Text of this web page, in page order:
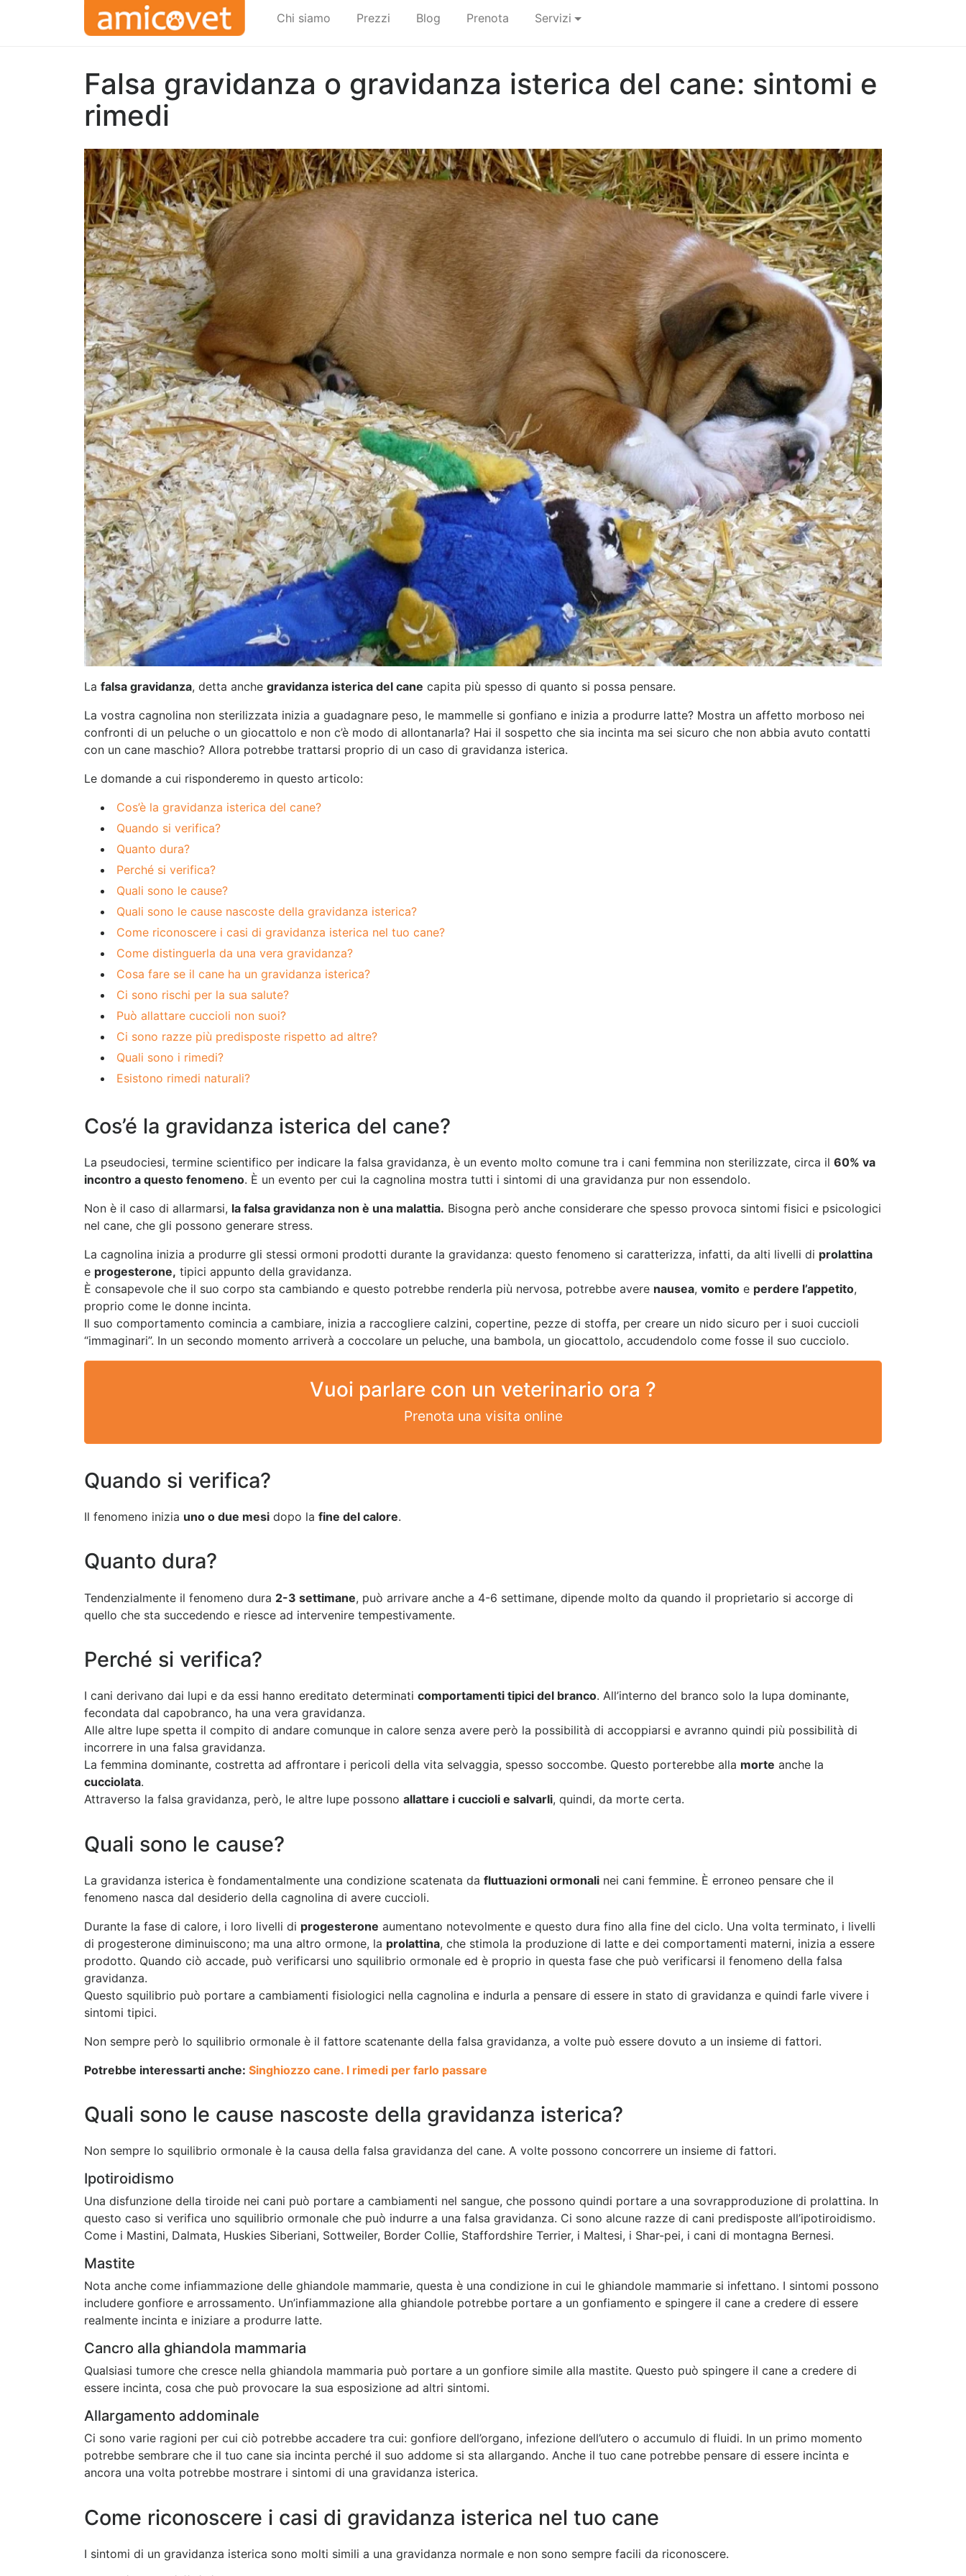
Chi siamo Prezzi Blog Prenota Servizi
Falsa gravidanza o gravidanza isterica del cane: sintomi e
rimedi
La falsa gravidanza, detta anche gravidanza isterica del cane capita più spesso di quanto si possa pensare.
La vostra cagnolina non sterilizzata inizia a guadagnare peso, le mammelle si gonfiano e inizia a produrre latte? Mostra un affetto morboso nei
confronti di un peluche o un giocattolo e non c’è modo di allontanarla? Hai il sospetto che sia incinta ma sei sicuro che non abbia avuto contatti
con un cane maschio? Allora potrebbe trattarsi proprio di un caso di gravidanza isterica.
Le domande a cui risponderemo in questo articolo:
Cos’è la gravidanza isterica del cane?
Quando si verifica?
Quanto dura?
Perché si verifica?
Quali sono le cause?
Quali sono le cause nascoste della gravidanza isterica?
Come riconoscere i casi di gravidanza isterica nel tuo cane?
Come distinguerla da una vera gravidanza?
Cosa fare se il cane ha un gravidanza isterica?
Ci sono rischi per la sua salute?
Può allattare cuccioli non suoi?
Ci sono razze più predisposte rispetto ad altre?
Quali sono i rimedi?
Esistono rimedi naturali?
Cos’é la gravidanza isterica del cane?
La pseudociesi, termine scientifico per indicare la falsa gravidanza, è un evento molto comune tra i cani femmina non sterilizzate, circa il 60% va
incontro a questo fenomeno. È un evento per cui la cagnolina mostra tutti i sintomi di una gravidanza pur non essendolo.
Non è il caso di allarmarsi, la falsa gravidanza non è una malattia. Bisogna però anche considerare che spesso provoca sintomi fisici e psicologici
nel cane, che gli possono generare stress.
La cagnolina inizia a produrre gli stessi ormoni prodotti durante la gravidanza: questo fenomeno si caratterizza, infatti, da alti livelli di prolattina
e progesterone, tipici appunto della gravidanza.
È consapevole che il suo corpo sta cambiando e questo potrebbe renderla più nervosa, potrebbe avere nausea, vomito e perdere l’appetito,
proprio come le donne incinta.
Il suo comportamento comincia a cambiare, inizia a raccogliere calzini, copertine, pezze di stoffa, per creare un nido sicuro per i suoi cuccioli
“immaginari”. In un secondo momento arriverà a coccolare un peluche, una bambola, un giocattolo, accudendolo come fosse il suo cucciolo.
Vuoi parlare con un veterinario ora ?
Prenota una visita online
Quando si verifica?
Il fenomeno inizia uno o due mesi dopo la fine del calore.
Quanto dura?
Tendenzialmente il fenomeno dura 2-3 settimane, può arrivare anche a 4-6 settimane, dipende molto da quando il proprietario si accorge di
quello che sta succedendo e riesce ad intervenire tempestivamente.
Perché si verifica?
I cani derivano dai lupi e da essi hanno ereditato determinati comportamenti tipici del branco. All’interno del branco solo la lupa dominante,
fecondata dal capobranco, ha una vera gravidanza.
Alle altre lupe spetta il compito di andare comunque in calore senza avere però la possibilità di accoppiarsi e avranno quindi più possibilità di
incorrere in una falsa gravidanza.
La femmina dominante, costretta ad affrontare i pericoli della vita selvaggia, spesso soccombe. Questo porterebbe alla morte anche la
cucciolata.
Attraverso la falsa gravidanza, però, le altre lupe possono allattare i cuccioli e salvarli, quindi, da morte certa.
Quali sono le cause?
La gravidanza isterica è fondamentalmente una condizione scatenata da fluttuazioni ormonali nei cani femmine. È erroneo pensare che il
fenomeno nasca dal desiderio della cagnolina di avere cuccioli.
Durante la fase di calore, i loro livelli di progesterone aumentano notevolmente e questo dura fino alla fine del ciclo. Una volta terminato, i livelli
di progesterone diminuiscono; ma una altro ormone, la prolattina, che stimola la produzione di latte e dei comportamenti materni, inizia a essere
prodotto. Quando ciò accade, può verificarsi uno squilibrio ormonale ed è proprio in questa fase che può verificarsi il fenomeno della falsa
gravidanza.
Questo squilibrio può portare a cambiamenti fisiologici nella cagnolina e indurla a pensare di essere in stato di gravidanza e quindi farle vivere i
sintomi tipici.
Non sempre però lo squilibrio ormonale è il fattore scatenante della falsa gravidanza, a volte può essere dovuto a un insieme di fattori.
Potrebbe interessarti anche: Singhiozzo cane. I rimedi per farlo passare
Quali sono le cause nascoste della gravidanza isterica?
Non sempre lo squilibrio ormonale è la causa della falsa gravidanza del cane. A volte possono concorrere un insieme di fattori.
Ipotiroidismo
Una disfunzione della tiroide nei cani può portare a cambiamenti nel sangue, che possono quindi portare a una sovrapproduzione di prolattina. In
questo caso si verifica uno squilibrio ormonale che può indurre a una falsa gravidanza. Ci sono alcune razze di cani predisposte all’ipotiroidismo.
Come i Mastini, Dalmata, Huskies Siberiani, Sottweiler, Border Collie, Staffordshire Terrier, i Maltesi, i Shar-pei, i cani di montagna Bernesi.
Mastite
Nota anche come infiammazione delle ghiandole mammarie, questa è una condizione in cui le ghiandole mammarie si infettano. I sintomi possono
includere gonfiore e arrossamento. Un’infiammazione alla ghiandole potrebbe portare a un gonfiamento e spingere il cane a credere di essere
realmente incinta e iniziare a produrre latte.
Cancro alla ghiandola mammaria
Qualsiasi tumore che cresce nella ghiandola mammaria può portare a un gonfiore simile alla mastite. Questo può spingere il cane a credere di
essere incinta, cosa che può provocare la sua esposizione ad altri sintomi.
Allargamento addominale
Ci sono varie ragioni per cui ciò potrebbe accadere tra cui: gonfiore dell’organo, infezione dell’utero o accumulo di fluidi. In un primo momento
potrebbe sembrare che il tuo cane sia incinta perché il suo addome si sta allargando. Anche il tuo cane potrebbe pensare di essere incinta e
ancora una volta potrebbe mostrare i sintomi di una gravidanza isterica.
Come riconoscere i casi di gravidanza isterica nel tuo cane
I sintomi di un gravidanza isterica sono molti simili a una gravidanza normale e non sono sempre facili da riconoscere.